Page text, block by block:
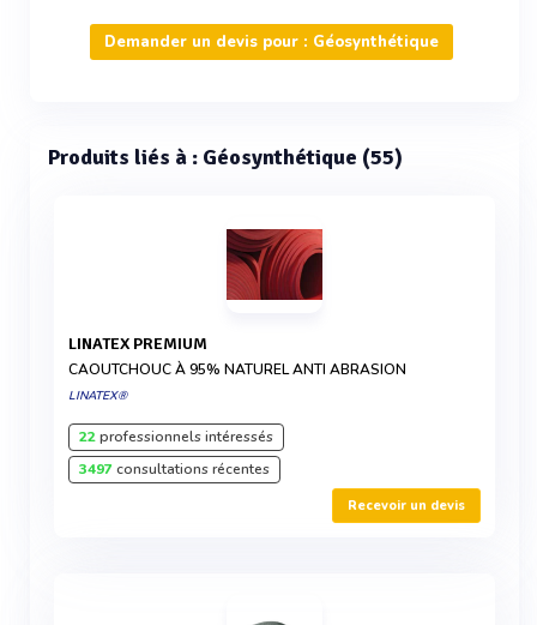
Demander un devis pour : Géosynthétique
Produits liés à : Géosynthétique (55)
LINATEX PREMIUM
CAOUTCHOUC À 95% NATUREL ANTI ABRASION
LINATEX®
22professionnels intéressés
3497consultations récentes
Recevoir un devis